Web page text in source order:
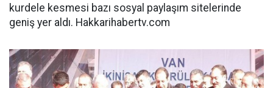
kurdele kesmesi bazı sosyal paylaşım sitelerinde
geniş yer aldı. Hakkarihabertv.com